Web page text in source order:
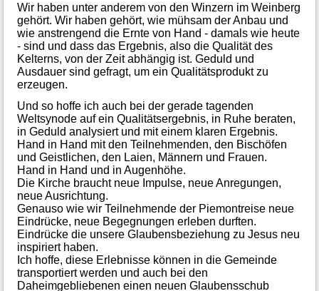
Wir haben unter anderem von den Winzern im Weinberg
gehört. Wir haben gehört, wie mühsam der Anbau und
wie anstrengend die Ernte von Hand - damals wie heute
- sind und dass das Ergebnis, also die Qualität des
Kelterns, von der Zeit abhängig ist. Geduld und
Ausdauer sind gefragt, um ein Qualitätsprodukt zu
erzeugen.
Und so hoffe ich auch bei der gerade tagenden
Weltsynode auf ein Qualitätsergebnis, in Ruhe beraten,
in Geduld analysiert und mit einem klaren Ergebnis.
Hand in Hand mit den Teilnehmenden, den Bischöfen
und Geistlichen, den Laien, Männern und Frauen.
Hand in Hand und in Augenhöhe.
Die Kirche braucht neue Impulse, neue Anregungen,
neue Ausrichtung.
Genauso wie wir Teilnehmende der Piemontreise neue
Eindrücke, neue Begegnungen erleben durften.
Eindrücke die unsere Glaubensbeziehung zu Jesus neu
inspiriert haben.
Ich hoffe, diese Erlebnisse können in die Gemeinde
transportiert werden und auch bei den
Daheimgebliebenen einen neuen Glaubensschub